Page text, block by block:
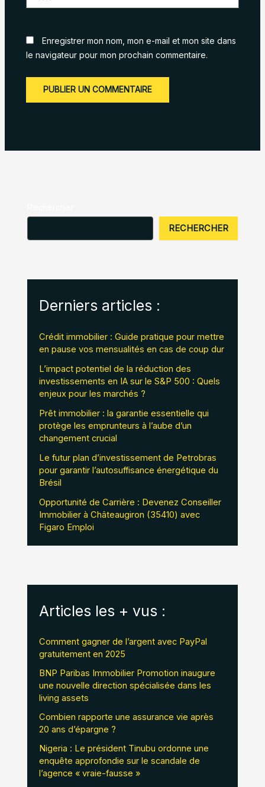
Enregistrer mon nom, mon e-mail et mon site dans
le navigateur pour mon prochain commentaire.
RECHERCHER
Derniers articles :
Crédit immobilier : Guide pratique pour mettre
en pause vos mensualités en cas de coup dur
L’impact potentiel de la réduction des
investissements en IA sur le S&P 500 : Quels
enjeux pour les marchés ?
Prêt immobilier : la garantie essentielle qui
protège les emprunteurs à l’aube d’un
changement crucial
Le futur plan d’investissement de Petrobras
pour garantir l’autosuffisance énergétique du
Brésil
Opportunité de Carrière : Devenez Conseiller
Immobilier à Châteaugiron (35410) avec
Figaro Emploi
Articles les + vus :
Comment gagner de l’argent avec PayPal
gratuitement en 2025
BNP Paribas Immobilier Promotion inaugure
une nouvelle direction spécialisée dans les
living assets
Combien rapporte une assurance vie après
20 ans d’épargne ?
Nigeria : Le président Tinubu ordonne une
enquête approfondie sur le scandale de
l’agence « vraie-fausse »